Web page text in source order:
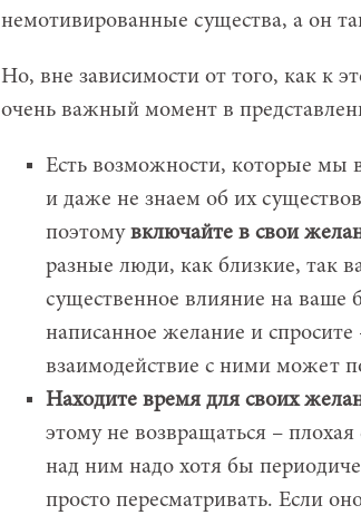
немотивированные существа, а он
Но, вне зависимости от того, как к
очень важный момент в
Есть возможности, которые
и даже не знаем об их
поэтому включайте в свои
разные люди, как близкие, так
существенное влияние на ваше
написанное желание и
взаимодействие с ними может
Находите время для своих
этому не возвращаться –
над ним надо хотя бы
просто пересматривать. Если